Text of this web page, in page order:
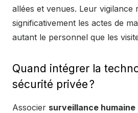
allées et venues. Leur vigilance
significativement les actes de
autant le personnel que les
Quand intégrer la
sécurité privée ?
Associer surveillance humaine